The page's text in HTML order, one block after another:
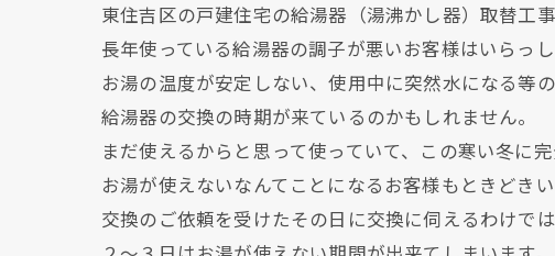
東住吉区の戸建住宅の給湯器（湯沸かし器）取替工事
長年使っている給湯器の調子が悪いお客様はいらっ
お湯の温度が安定しない、使用中に突然水になる等
給湯器の交換の時期が来ているのかもしれません。
まだ使えるからと思って使っていて、この寒い冬に
お湯が使えないなんてことになるお客様もときどきい
交換のご依頼を受けたその日に交換に伺えるわけで